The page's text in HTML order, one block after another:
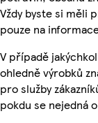
Vždy byste si měli
pouze na
V případě
ohledně výrobků
pro služby
pokdu se nejedná